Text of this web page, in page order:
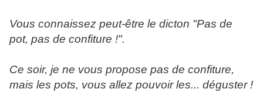
Vous connaissez peut-être le dicton "Pas de
pot, pas de confiture !".
Ce soir, je ne vous propose pas de confiture,
mais les pots, vous allez pouvoir les... déguster !